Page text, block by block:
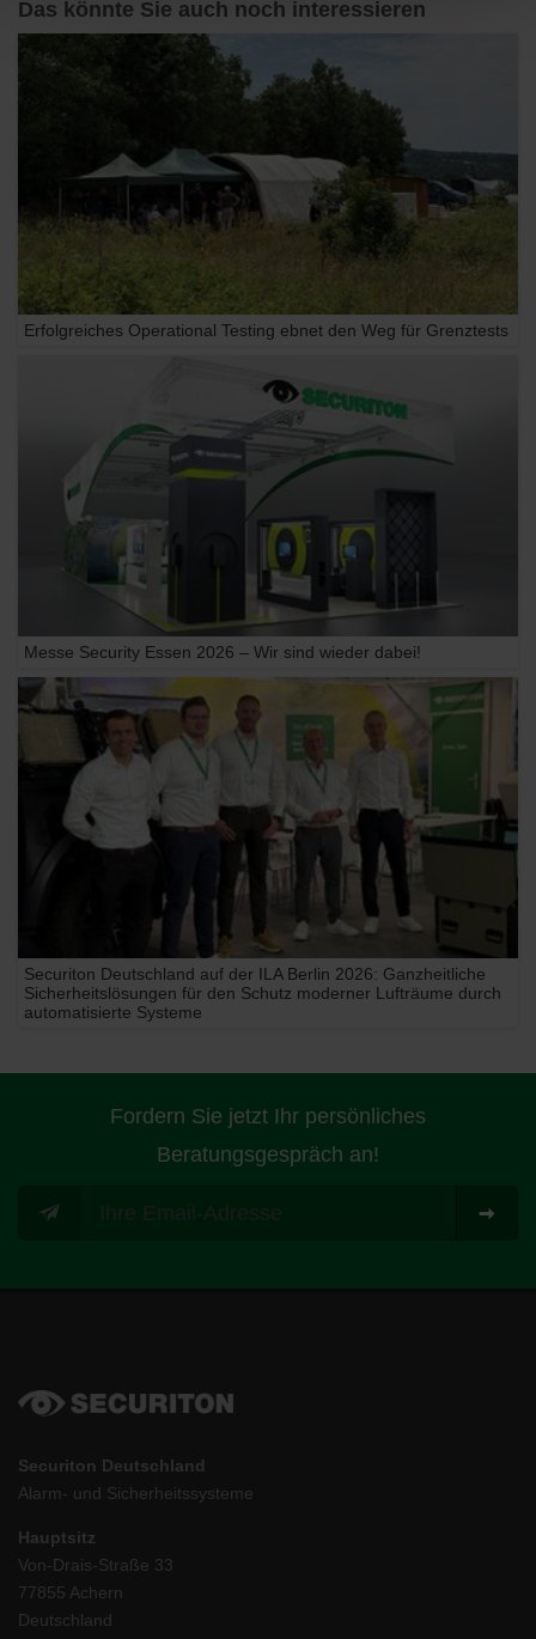
Das könnte Sie auch noch interessieren
Erfolgreiches Operational Testing ebnet den Weg für Grenztests
Messe Security Essen 2026 – Wir sind wieder dabei!
Securiton Deutschland auf der ILA Berlin 2026: Ganzheitliche
Sicherheitslösungen für den Schutz moderner Lufträume durch
automatisierte Systeme
Fordern Sie jetzt Ihr persönliches
Beratungsgespräch an!
Securiton Deutschland
Alarm- und Sicherheitssysteme
Hauptsitz
Von-Drais-Straße 33
77855 Achern
Deutschland